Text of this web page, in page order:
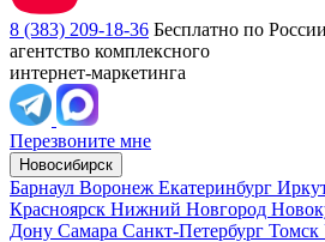
8 (383) 209-18-36 Бесплатно по России
агентство комплексного
интернет-маркетинга
Перезвоните мне
Новосибирск
Барнаул Воронеж Екатеринбург
Красноярск Нижний Новгород
Дону Самара Санкт-Петербург Томск